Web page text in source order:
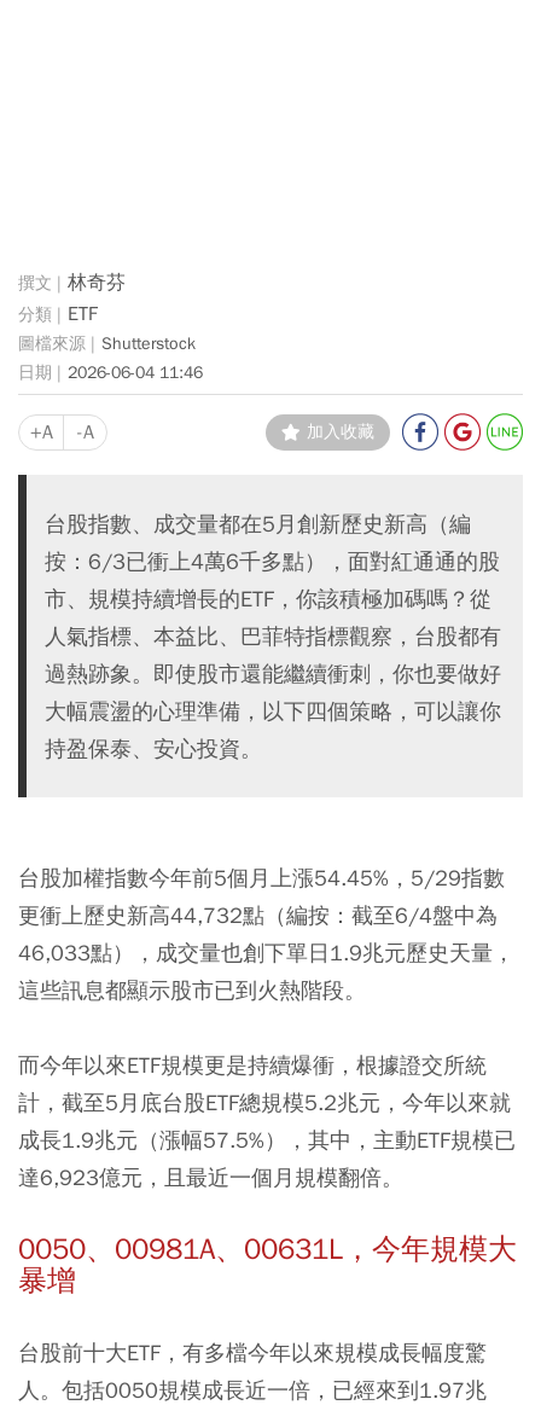
林奇芬
ETF
Shutterstock
2026-06-04 11:46
+A -A 加入收藏
台股指數、成交量都在5月創新歷史新高（編
按：6/3已衝上4萬6千多點），面對紅通通的股
市、規模持續增長的ETF，你該積極加碼嗎？從
人氣指標、本益比、巴菲特指標觀察，台股都有
過熱跡象。即使股市還能繼續衝刺，你也要做好
大幅震盪的心理準備，以下四個策略，可以讓你
持盈保泰、安心投資。
台股加權指數今年前5個月上漲54.45%，5/29指數
更衝上歷史新高44,732點（編按：截至6/4盤中為
46,033點），成交量也創下單日1.9兆元歷史天量，
這些訊息都顯示股市已到火熱階段。
而今年以來ETF規模更是持續爆衝，根據證交所統
計，截至5月底台股ETF總規模5.2兆元，今年以來就
成長1.9兆元（漲幅57.5%），其中，主動ETF規模已
達6,923億元，且最近一個月規模翻倍。
0050、00981A、00631L，今年規模大
暴增
台股前十大ETF，有多檔今年以來規模成長幅度驚
人。包括0050規模成長近一倍，已經來到1.97兆